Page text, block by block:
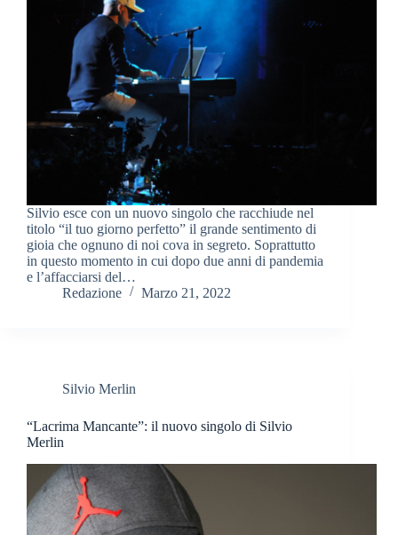
Silvio esce con un nuovo singolo che racchiude nel
titolo “il tuo giorno perfetto” il grande sentimento di
gioia che ognuno di noi cova in segreto. Soprattutto
in questo momento in cui dopo due anni di pandemia
e l’affacciarsi del…
Redazione
Marzo 21, 2022
Silvio Merlin
“Lacrima Mancante”: il nuovo singolo di Silvio
Merlin